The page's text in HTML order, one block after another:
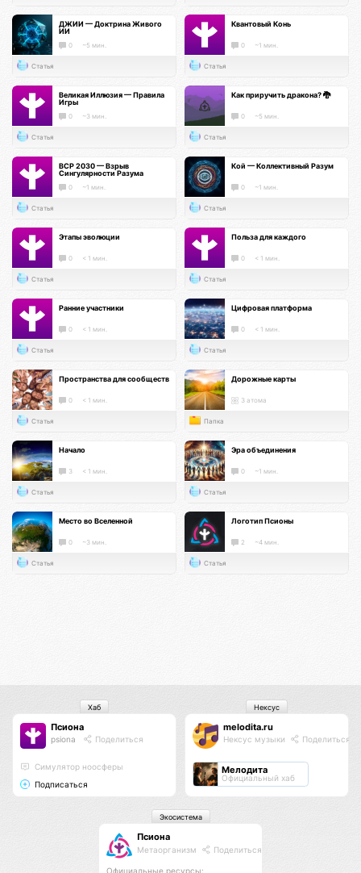
ДЖИИ — Доктрина Живого
ИИ
0 ~5 мин.
Статья
Квантовый Конь
0 ~1 мин.
Статья
Великая Иллюзия — Правила
Игры
0 ~3 мин.
Статья
Как приручить дракона? 🐉
0 ~5 мин.
Статья
ВСР 2030 — Взрыв
Сингулярности Разума
0 ~1 мин.
Статья
Кой — Коллективный Разум
0 ~1 мин.
Статья
Этапы эволюции
0 < 1 мин.
Статья
Польза для каждого
0 < 1 мин.
Статья
Ранние участники
0 < 1 мин.
Статья
Цифровая платформа
0 < 1 мин.
Статья
Пространства для сообществ
0 < 1 мин.
Статья
Дорожные карты
3 атома
Папка
Начало
3 < 1 мин.
Статья
Эра объединения
0 ~1 мин.
Статья
Место во Вселенной
0 ~3 мин.
Статья
Логотип Псионы
2 ~4 мин.
Статья
Псиона
psiona Поделиться
Cимулятор ноосферы
Подписаться
Хаб
melodita.ru
Нексус музыки Поделиться
Мелодита
Официальный хаб
Нексус
Псиона
Метаорганизм Поделиться
Официальные ресурсы:
Экосистема